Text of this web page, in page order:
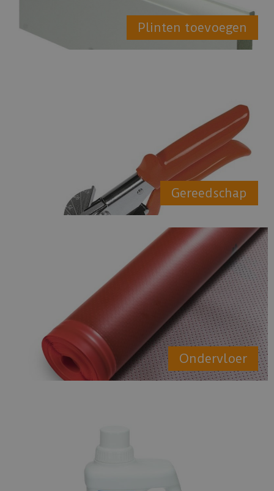
Plinten toevoegen
Gereedschap
Ondervloer